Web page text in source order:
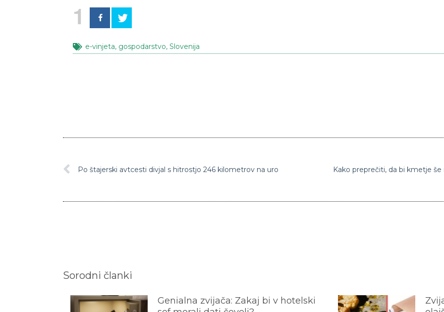
1
e-vinjeta, gospodarstvo, Slovenija
Po štajerski avtcesti divjal s hitrostjo 246 kilometrov na uro
Sorodni članki
Genialna zvijača: Zakaj bi v hotelski